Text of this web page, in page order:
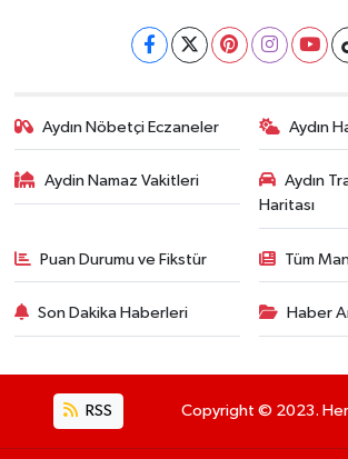
Aydın Nöbetçi Eczaneler Aydın
Aydin Namaz Vakitleri
Aydın
Haritası
Puan Durumu ve Fikstür Tüm
Son Dakika Haberleri Haber
RSS Copyright © 2023. Her